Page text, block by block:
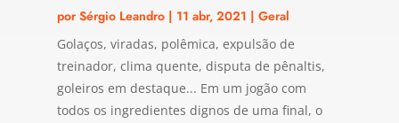
porSérgio Leandro| 11 abr, 2021 | Geral
Golaços, viradas, polêmica, expulsão de
treinador, clima quente, disputa de pênaltis,
goleiros em destaque... Em um jogão com
todos os ingredientes dignos de uma final, o